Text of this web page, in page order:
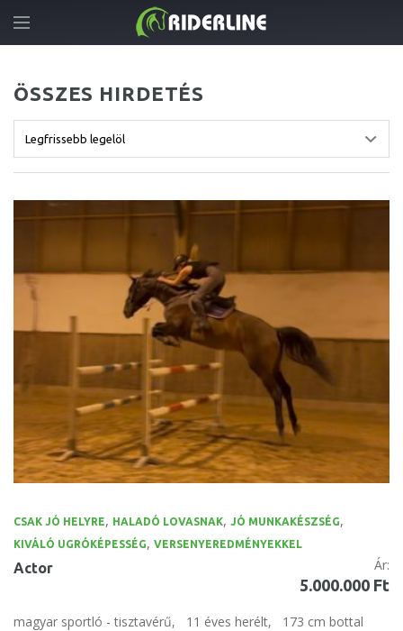
ÖSSZES HIRDETÉS
CSAK JÓ HELYRE, HALADÓ LOVASNAK, JÓ MUNKAKÉSZSÉG,
KIVÁLÓ UGRÓKÉPESSÉG, VERSENYEREDMÉNYEKKEL
Actor Ár:
5.000.000 Ft
magyar sportló - tisztavérű, 11 éves herélt,
173 cm bottal